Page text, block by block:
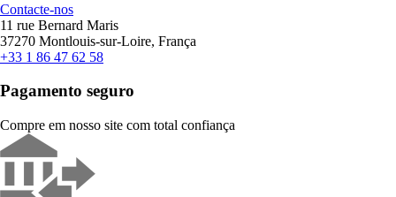
Contacte-nos
11 rue Bernard Maris
37270 Montlouis-sur-Loire, França
+33 1 86 47 62 58
Pagamento seguro
Compre em nosso site com total confiança